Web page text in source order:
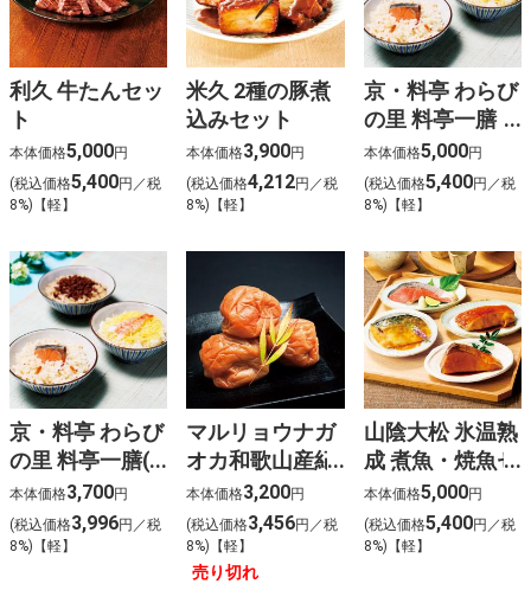
%E8%B0%B7%E4%B8%8A
%E4%BA%88%E7%B4%84
%E3%83%A1%E3%83%B3%E3%82%BA
%E3%82%A2%E3%83%83%E3%83%91%E3%83%BC
%E3%82%B5 %E3%83%B3 %E3%83%A9
%E3%82%A4 %E3%82%BA %E5%87%BA
%E9%9B%B2%E3%80%80%E6%96%99%E9%87%91
%E3%81%8B%E3%81%A4%E3%81%BE%E3%82%93
利久 牛たんセッ
ト
本体価格5,000円
(税込価格5,400円／税
8%)【軽】
米久 2種の豚煮
込みセット
本体価格3,900円
(税込価格4,212円／税
8%)【軽】
京・料亭 わらび
の里 料亭一膳
(15食)
本体価格5,000円
(税込価格5,400円／税
8%)【軽】
京・料亭 わらび
の里 料亭一膳(9
食)
本体価格3,700円
(税込価格3,996円／税
8%)【軽】
マルリョウナガ
オカ和歌山産紀
州の大きい梅
本体価格3,200円
(税込価格3,456円／税
8%)【軽】
売り切れ
山陰大松 氷温熟
成 煮魚・焼魚セ
ット(10食)
本体価格5,000円
(税込価格5,400円／税
8%)【軽】